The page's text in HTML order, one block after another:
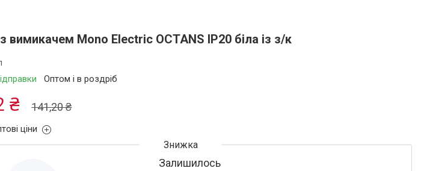
вимикачем Mono Electric OCTANS IP20 біла із з/к
Оптом і в роздріб
141,20 ₴
₴
ціни
Залишилось